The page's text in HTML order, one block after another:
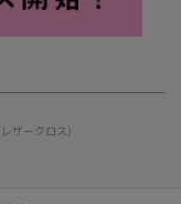
ザークロス）